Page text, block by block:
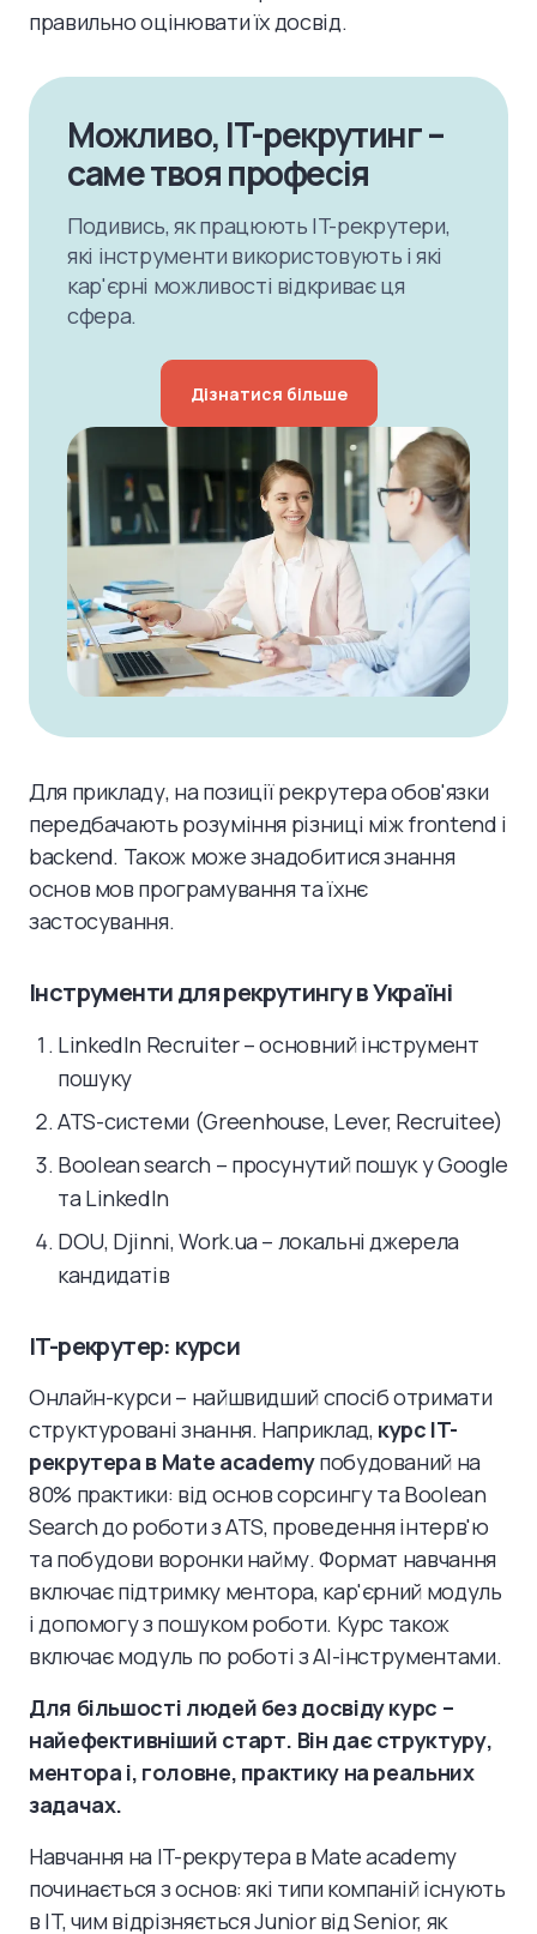
правильно оцінювати їх досвід.
Можливо, IT-рекрутинг –
саме твоя професія
Подивись, як працюють IT-рекрутери,
які інструменти використовують і які
кар'єрні можливості відкриває ця
сфера.
Дізнатися більше
Для прикладу, на позиції рекрутера обов'язки
передбачають розуміння різниці між frontend і
backend. Також може знадобитися знання
основ мов програмування та їхнє
застосування.
Інструменти для рекрутингу в Україні
LinkedIn Recruiter – основний інструмент
пошуку
ATS-системи (Greenhouse, Lever, Recruitee)
Boolean search – просунутий пошук у Google
та LinkedIn
DOU, Djinni, Work.ua – локальні джерела
кандидатів
IT-рекрутер: курси
Онлайн-курси – найшвидший спосіб отримати
структуровані знання. Наприклад, курс IT-
рекрутера в Mate academyпобудований на
80% практики: від основ сорсингу та Boolean
Search до роботи з ATS, проведення інтерв'ю
та побудови воронки найму. Формат навчання
включає підтримку ментора, кар'єрний модуль
і допомогу з пошуком роботи. Курс також
включає модуль по роботі з AI-інструментами.
Для більшості людей без досвіду курс –
найефективніший старт. Він дає структуру,
ментора і, головне, практику на реальних
задачах.
Навчання на IT-рекрутера в Mate academy
починається з основ: які типи компаній існують
в IT, чим відрізняється Junior від Senior, як